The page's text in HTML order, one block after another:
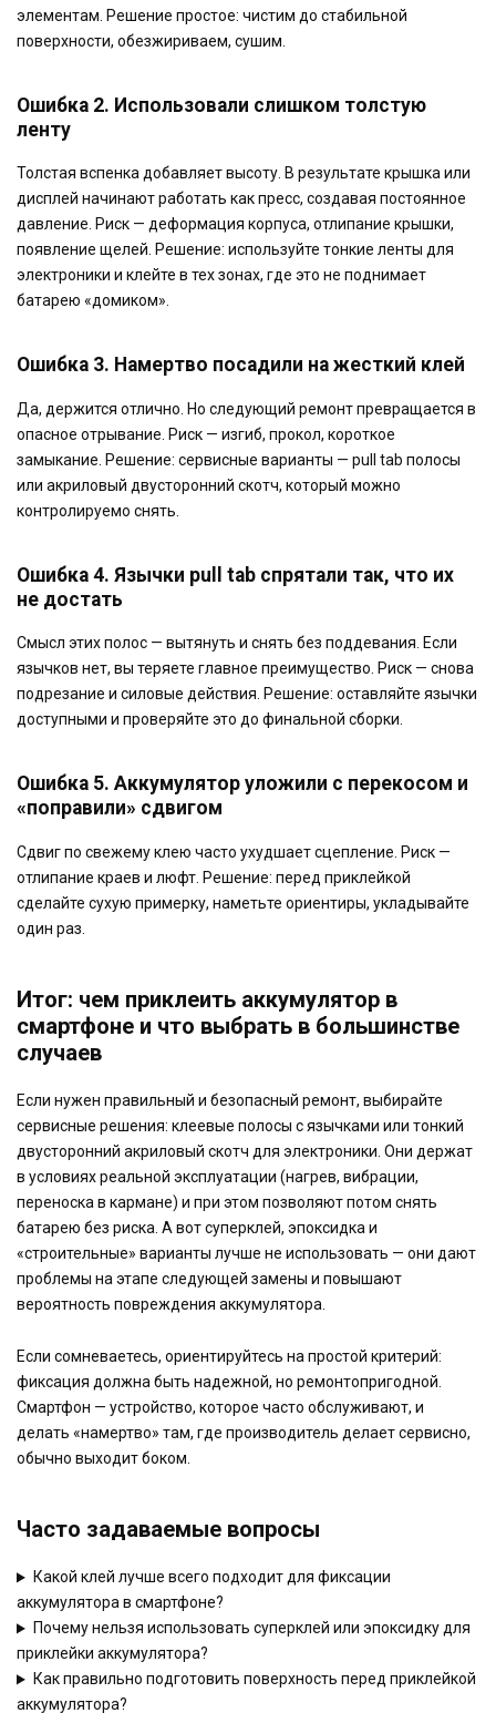
элементам. Решение простое: чистим до стабильной
поверхности, обезжириваем, сушим.
Ошибка 2. Использовали слишком толстую
ленту
Толстая вспенка добавляет высоту. В результате крышка или
дисплей начинают работать как пресс, создавая постоянное
давление. Риск — деформация корпуса, отлипание крышки,
появление щелей. Решение: используйте тонкие ленты для
электроники и клейте в тех зонах, где это не поднимает
батарею «домиком».
Ошибка 3. Намертво посадили на жесткий клей
Да, держится отлично. Но следующий ремонт превращается в
опасное отрывание. Риск — изгиб, прокол, короткое
замыкание. Решение: сервисные варианты — pull tab полосы
или акриловый двусторонний скотч, который можно
контролируемо снять.
Ошибка 4. Язычки pull tab спрятали так, что их
не достать
Смысл этих полос — вытянуть и снять без поддевания. Если
язычков нет, вы теряете главное преимущество. Риск — снова
подрезание и силовые действия. Решение: оставляйте язычки
доступными и проверяйте это до финальной сборки.
Ошибка 5. Аккумулятор уложили с перекосом и
«поправили» сдвигом
Сдвиг по свежему клею часто ухудшает сцепление. Риск —
отлипание краев и люфт. Решение: перед приклейкой
сделайте сухую примерку, наметьте ориентиры, укладывайте
один раз.
Итог: чем приклеить аккумулятор в
смартфоне и что выбрать в большинстве
случаев
Если нужен правильный и безопасный ремонт, выбирайте
сервисные решения: клеевые полосы с язычками или тонкий
двусторонний акриловый скотч для электроники. Они держат
в условиях реальной эксплуатации (нагрев, вибрации,
переноска в кармане) и при этом позволяют потом снять
батарею без риска. А вот суперклей, эпоксидка и
«строительные» варианты лучше не использовать — они дают
проблемы на этапе следующей замены и повышают
вероятность повреждения аккумулятора.
Если сомневаетесь, ориентируйтесь на простой критерий:
фиксация должна быть надежной, но ремонтопригодной.
Смартфон — устройство, которое часто обслуживают, и
делать «намертво» там, где производитель делает сервисно,
обычно выходит боком.
Часто задаваемые вопросы
Какой клей лучше всего подходит для фиксации
аккумулятора в смартфоне?
Почему нельзя использовать суперклей или эпоксидку для
приклейки аккумулятора?
Как правильно подготовить поверхность перед приклейкой
аккумулятора?